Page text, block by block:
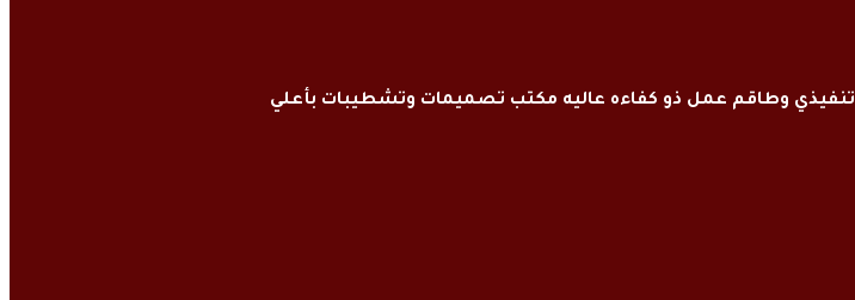
وطاقم عمل ذو كفاءه عاليه مكتب تصميمات وتشطيبات بأعلي